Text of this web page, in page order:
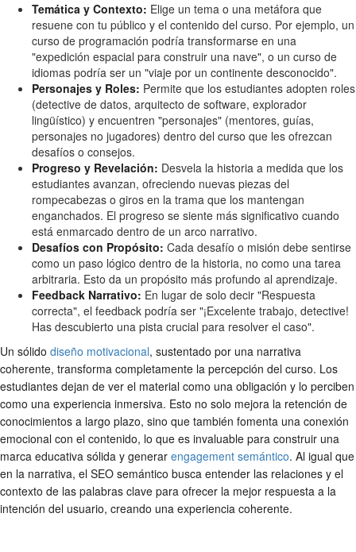
Temática y Contexto: Elige un tema o una metáfora que
resuene con tu público y el contenido del curso. Por ejemplo, un
curso de programación podría transformarse en una
"expedición espacial para construir una nave", o un curso de
idiomas podría ser un "viaje por un continente desconocido".
Personajes y Roles: Permite que los estudiantes adopten roles
(detective de datos, arquitecto de software, explorador
lingüístico) y encuentren "personajes" (mentores, guías,
personajes no jugadores) dentro del curso que les ofrezcan
desafíos o consejos.
Progreso y Revelación: Desvela la historia a medida que los
estudiantes avanzan, ofreciendo nuevas piezas del
rompecabezas o giros en la trama que los mantengan
enganchados. El progreso se siente más significativo cuando
está enmarcado dentro de un arco narrativo.
Desafíos con Propósito: Cada desafío o misión debe sentirse
como un paso lógico dentro de la historia, no como una tarea
arbitraria. Esto da un propósito más profundo al aprendizaje.
Feedback Narrativo: En lugar de solo decir "Respuesta
correcta", el feedback podría ser "¡Excelente trabajo, detective!
Has descubierto una pista crucial para resolver el caso".
Un sólido diseño motivacional, sustentado por una narrativa
coherente, transforma completamente la percepción del curso. Los
estudiantes dejan de ver el material como una obligación y lo perciben
como una experiencia inmersiva. Esto no solo mejora la retención de
conocimientos a largo plazo, sino que también fomenta una conexión
emocional con el contenido, lo que es invaluable para construir una
marca educativa sólida y generar engagement semántico. Al igual que
en la narrativa, el SEO semántico busca entender las relaciones y el
contexto de las palabras clave para ofrecer la mejor respuesta a la
intención del usuario, creando una experiencia coherente.